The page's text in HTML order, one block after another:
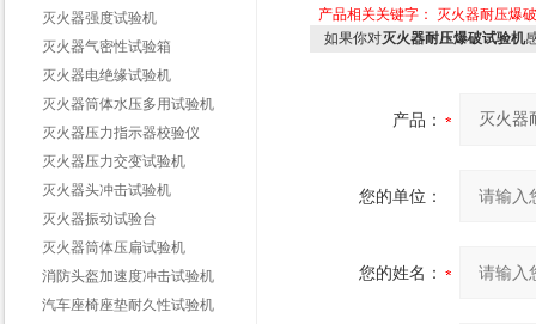
灭火器强度试验机
灭火器气密性试验箱
灭火器电绝缘试验机
灭火器筒体水压多用试验机
灭火器压力指示器校验仪
灭火器压力交变试验机
灭火器头冲击试验机
灭火器振动试验台
灭火器筒体压扁试验机
消防头盔加速度冲击试验机
汽车座椅座垫耐久性试验机
产品相关关键字： 灭火器耐压爆破
如果你对灭火器耐压爆破试验机
产品：
您的单位：
您的姓名：